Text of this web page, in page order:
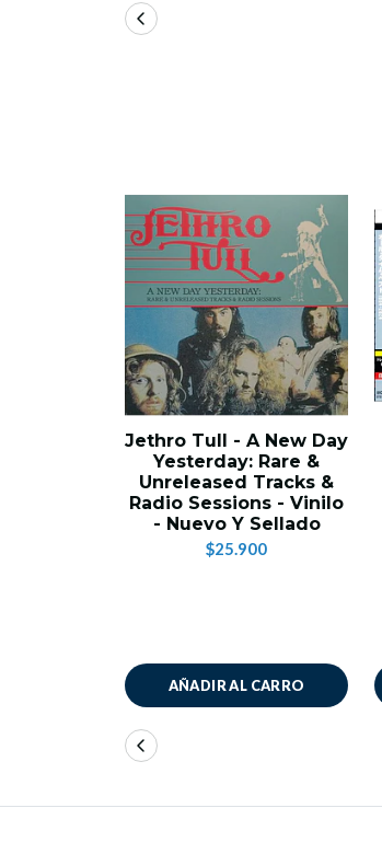
Jethro Tull - A New Day
Yesterday: Rare &
Unreleased Tracks &
Radio Sessions - Vinilo
- Nuevo Y Sellado
$25.900
AÑADIR AL CARRO